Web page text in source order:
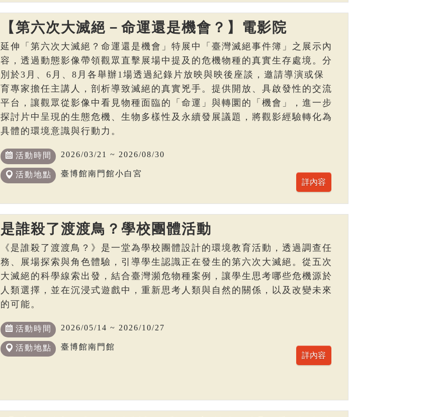
【第六次大滅絕－命運還是機會？】電影院
延伸「第六次大滅絕？命運還是機會」特展中「臺灣滅絕事件簿」之展示內
容，透過動態影像帶領觀眾直擊展場中提及的危機物種的真實生存處境。分
別於3月、6月、8月各舉辦1場透過紀錄片放映與映後座談，邀請導演或保
育專家擔任主講人，剖析導致滅絕的真實兇手。提供開放、具啟發性的交流
平台，讓觀眾從影像中看見物種面臨的「命運」與轉圜的「機會」，進一步
探討片中呈現的生態危機、生物多樣性及永續發展議題，將觀影經驗轉化為
具體的環境意識與行動力。
活動時間 2026/03/21 ~ 2026/08/30
活動地點 臺博館南門館小白宮
是誰殺了渡渡鳥？學校團體活動
《是誰殺了渡渡鳥？》是一堂為學校團體設計的環境教育活動，透過調查任
務、展場探索與角色體驗，引導學生認識正在發生的第六次大滅絕。從五次
大滅絕的科學線索出發，結合臺灣瀕危物種案例，讓學生思考哪些危機源於
人類選擇，並在沉浸式遊戲中，重新思考人類與自然的關係，以及改變未來
的可能。
活動時間 2026/05/14 ~ 2026/10/27
活動地點 臺博館南門館